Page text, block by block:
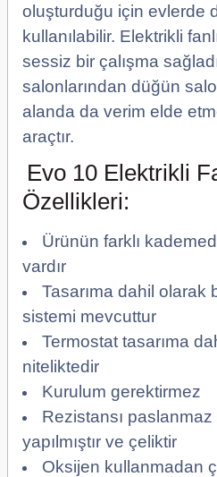
oluşturduğu için evlerde
kullanılabilir. Elektrikli
sessiz bir çalışma
salonlarından düğün
alanda da verim elde
araçtır.
Evo 10 Elektrikli
Özellikleri:
Ürünün farklı
vardır
Tasarıma dahil olarak
sistemi mevcuttur
Termostat tasarıma
niteliktedir
Kurulum gerektirmez
Rezistansı
yapılmıştır ve çeliktir
Oksijen kullanmadan